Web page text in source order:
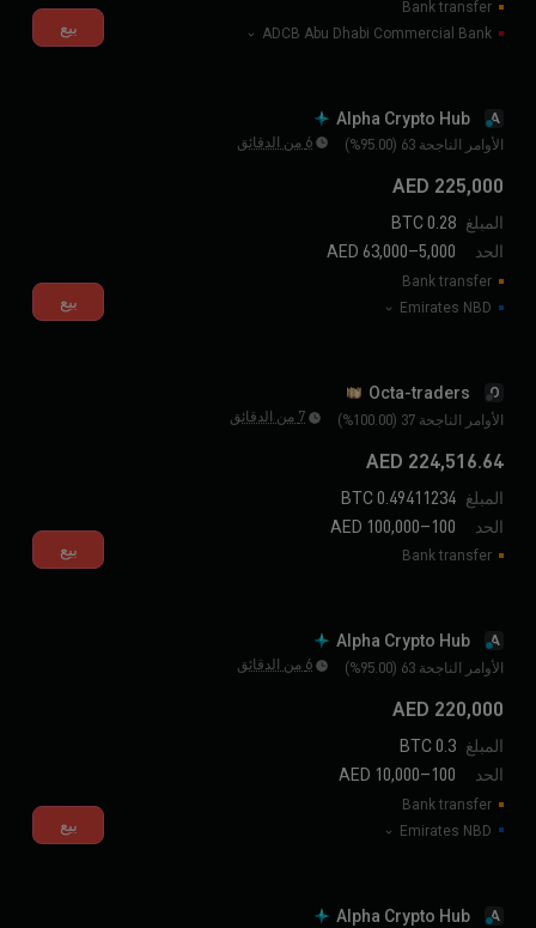
بيع
A
Alpha Crypto Hub
الأوامر الناجحة 63 (95.00%) 6 من الدقائق
225,000 AED
المبلغ
الحد
0.28 BTC
5,000–63,000 AED
بيع
O
Octa-traders
الأوامر الناجحة 37 (100.00%) 7 من الدقائق
224,516.64 AED
المبلغ
الحد
0.49411234 BTC
100–100,000 AED
بيع
A
Alpha Crypto Hub
الأوامر الناجحة 63 (95.00%) 6 من الدقائق
220,000 AED
المبلغ
الحد
0.3 BTC
100–10,000 AED
بيع
A
Alpha Crypto Hub